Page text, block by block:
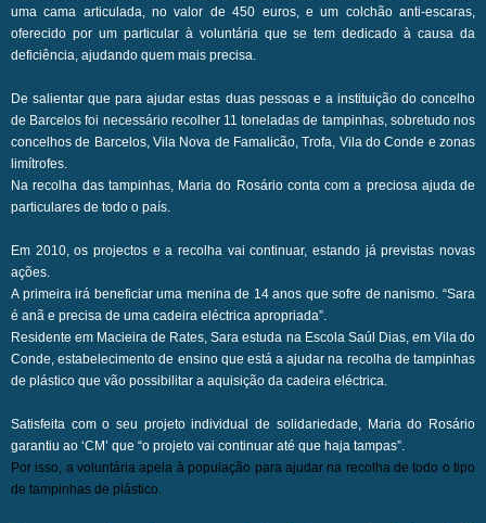
uma cama articulada, no valor de 450 euros, e um colchão anti-escaras,
oferecido por um particular à voluntária que se tem dedicado à causa da
deficiência, ajudando quem mais precisa.
De salientar que para ajudar estas duas pessoas e a instituição do concelho
de Barcelos foi necessário recolher 11 toneladas de tampinhas, sobretudo nos
concelhos de Barcelos, Vila Nova de Famalicão, Trofa, Vila do Conde e zonas
limítrofes.
Na recolha das tampinhas, Maria do Rosário conta com a preciosa ajuda de
particulares de todo o país.
Em 2010, os projectos e a recolha vai continuar, estando já previstas novas
ações.
A primeira irá beneficiar uma menina de 14 anos que sofre de nanismo. “Sara
é anã e precisa de uma cadeira eléctrica apropriada”.
Residente em Macieira de Rates, Sara estuda na Escola Saúl Dias, em Vila do
Conde, estabelecimento de ensino que está a ajudar na recolha de tampinhas
de plástico que vão possibilitar a aquisição da cadeira eléctrica.
Satisfeita com o seu projeto individual de solidariedade, Maria do Rosário
garantiu ao ‘CM’ que “o projeto vai continuar até que haja tampas”.
Por isso, a voluntária apela à população para ajudar na recolha de todo o tipo
de tampinhas de plástico.